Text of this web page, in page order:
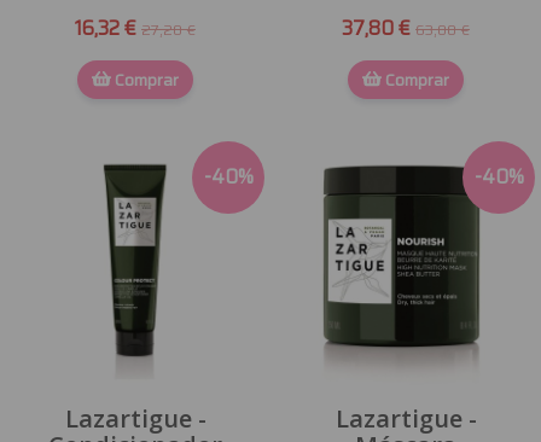
16,32 € 27,20 €
Comprar
37,80 € 63,00 €
Comprar
-40%
Lazartigue -
-40%
Lazartigue -